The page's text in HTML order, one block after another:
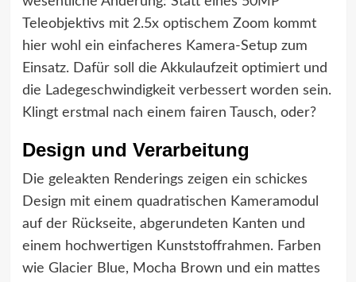
Teleobjektivs mit 2.5x optischem Zoom kommt
hier wohl ein einfacheres Kamera-Setup zum
Einsatz. Dafür soll die Akkulaufzeit optimiert und
die Ladegeschwindigkeit verbessert worden sein.
Klingt erstmal nach einem fairen Tausch, oder?
Design und Verarbeitung
Die geleakten Renderings zeigen ein schickes
Design mit einem quadratischen Kameramodul
auf der Rückseite, abgerundeten Kanten und
einem hochwertigen Kunststoffrahmen. Farben
wie Glacier Blue, Mocha Brown und ein mattes